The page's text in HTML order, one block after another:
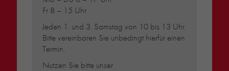
Fr 8 – 15 Uhr
Jeden 1. und 3. Samstag von 10 bis 13 Uhr.
Bitte vereinbaren Sie unbedingt hierfür einen
Termin.
Nutzen Sie bitte unser